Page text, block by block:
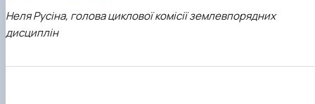
Неля Русіна, голова циклової комісії землевпорядних
дисциплін